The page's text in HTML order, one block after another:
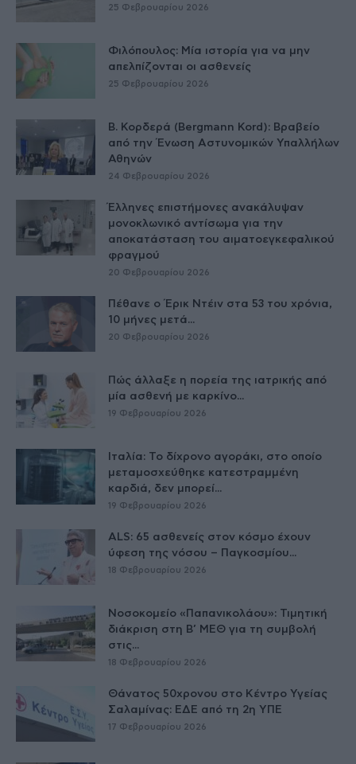
25 Φεβρουαρίου 2026
Φιλόπουλος: Μία ιστορία για να μην
απελπίζονται οι ασθενείς
25 Φεβρουαρίου 2026
Β. Κορδερά (Bergmann Kord): Βραβείο
από την Ένωση Αστυνομικών Υπαλλήλων
Αθηνών
24 Φεβρουαρίου 2026
Έλληνες επιστήμονες ανακάλυψαν
μονοκλωνικό αντίσωμα για την
αποκατάσταση του αιματοεγκεφαλικού
φραγμού
20 Φεβρουαρίου 2026
Πέθανε ο Έρικ Ντέιν στα 53 του χρόνια,
10 μήνες μετά...
20 Φεβρουαρίου 2026
Πώς άλλαξε η πορεία της ιατρικής από
μία ασθενή με καρκίνο...
19 Φεβρουαρίου 2026
Ιταλία: Το δίχρονο αγοράκι, στο οποίο
μεταμοσχεύθηκε κατεστραμμένη
καρδιά, δεν μπορεί...
19 Φεβρουαρίου 2026
ALS: 65 ασθενείς στον κόσμο έχουν
ύφεση της νόσου – Παγκοσμίου...
18 Φεβρουαρίου 2026
Νοσοκομείο «Παπανικολάου»: Τιμητική
διάκριση στη Β’ ΜΕΘ για τη συμβολή
στις...
18 Φεβρουαρίου 2026
Θάνατος 50χρονου στο Κέντρο Υγείας
Σαλαμίνας: ΕΔΕ από τη 2η ΥΠΕ
17 Φεβρουαρίου 2026